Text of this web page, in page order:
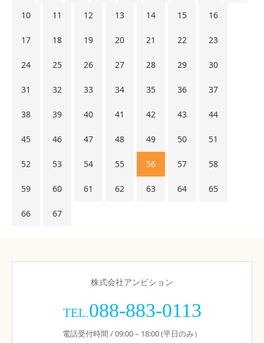
10 11 12 13 14 15 16
17 18 19 20 21 22 23
24 25 26 27 28 29 30
31 32 33 34 35 36 37
38 39 40 41 42 43 44
45 46 47 48 49 50 51
52 53 54 55 56 57 58
59 60 61 62 63 64 65
66 67
株式会社アンビション
TEL.088-883-0113
電話受付時間 / 09:00 – 18:00 (平日のみ）